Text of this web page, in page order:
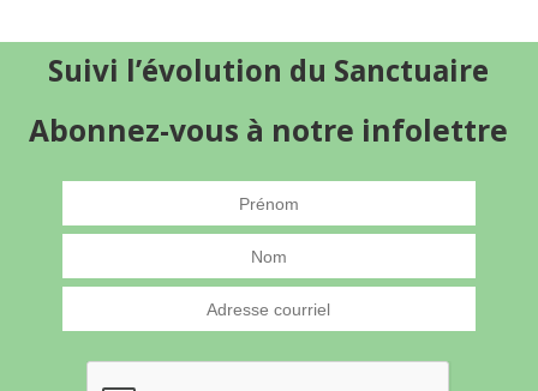
Suivi l’évolution du Sanctuaire
Abonnez-vous à notre infolettre